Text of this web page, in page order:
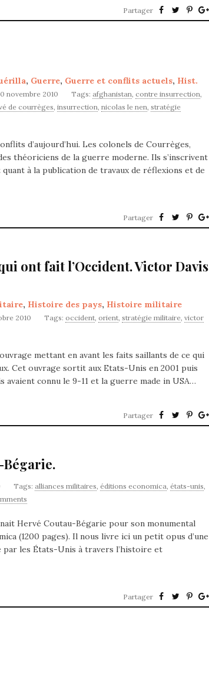
Partager
, Guerre, Guerre et conflits actuels, Hist.
novembre 2010 Tags: afghanistan, contre insurrection,
de courrèges, insurrection, nicolas le nen, stratégie
d’aujourd’hui. Les colonels de Courrèges,
théoriciens de la guerre moderne. Ils s’inscrivent
à la publication de travaux de réflexions et de
Partager
ont fait l’Occident. Victor Davis
, Histoire des pays, Histoire militaire
2010 Tags: occident, orient, stratégie militaire, victor
mettant en avant les faits saillants de ce qui
Cet ouvrage sortit aux Etats-Unis en 2001 puis
connu le 9-11 et la guerre made in USA…
Partager
Tags: alliances militaires, éditions economica, états-unis,
Hervé Coutau-Bégarie pour son monumental
(1200 pages). Il nous livre ici un petit opus d’une
par les États-Unis à travers l’histoire et
Partager